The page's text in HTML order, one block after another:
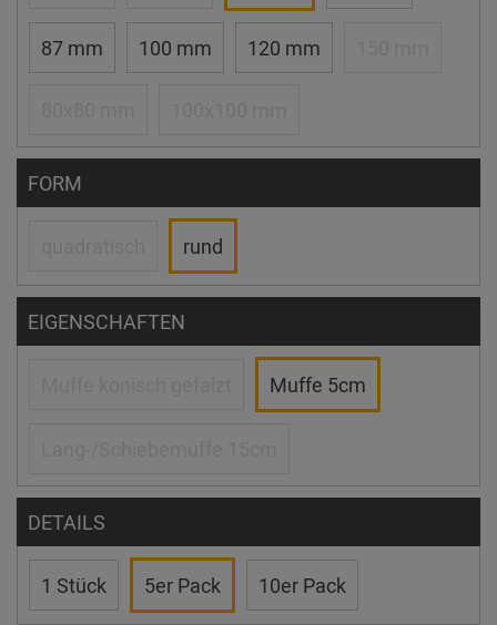
87 mm 100 mm 120 mm
FORM
rund
EIGENSCHAFTEN
Muffe 5cm
DETAILS
1 Stück 5er Pack 10er Pack